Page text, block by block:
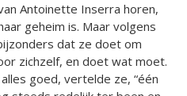
Antoinette Inserra horen,
geheim is. Maar volgens
dat ze doet om
zichzelf, en doet wat moet.
goed, vertelde ze, “één